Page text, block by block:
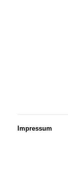
Impressum